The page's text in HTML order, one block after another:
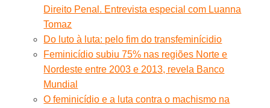
Direito Penal. Entrevista especial com Luanna
Tomaz
Do luto à luta: pelo fim do transfeminícidio
Feminicídio subiu 75% nas regiões Norte e
Nordeste entre 2003 e 2013, revela Banco
Mundial
O feminicídio e a luta contra o machismo na